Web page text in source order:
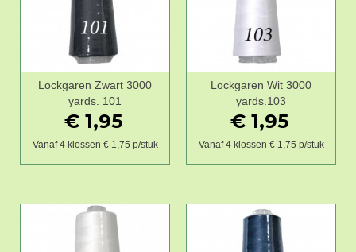
Lockgaren Zwart 3000
yards. 101
€ 1,95
Vanaf 4 klossen € 1,75 p/stuk
Lockgaren Wit 3000
yards.103
€ 1,95
Vanaf 4 klossen € 1,75 p/stuk